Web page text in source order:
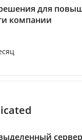
для
компании
сервер